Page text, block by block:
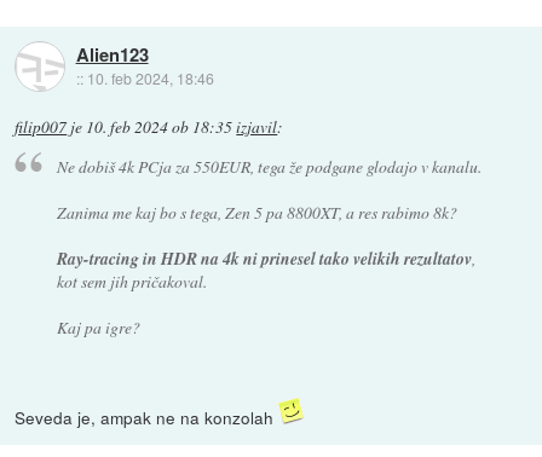
Alien123
:: 10. feb 2024, 18:46
filip007 je 10. feb 2024 ob 18:35izjavil:
Ne dobiš 4k PCja za 550EUR, tega že podgane glodajo v kanalu.
Zanima me kaj bo s tega, Zen 5 pa 8800XT, a res rabimo 8k?
Ray-tracing in HDR na 4k ni prinesel tako velikih rezultatov,
kot sem jih pričakoval.
Kaj pa igre?
Seveda je, ampak ne na konzolah